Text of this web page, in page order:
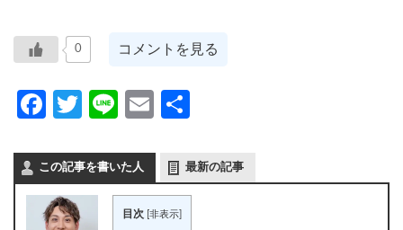
0 コメントを見る
Facebook
Twitter
LineEmail
この記事を書いた人 最新の記事
目次 非表示